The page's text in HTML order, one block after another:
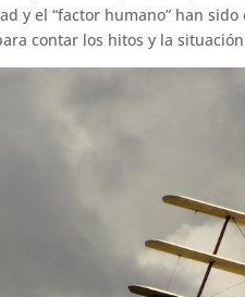
y el “factor humano” han
contar los hitos y la